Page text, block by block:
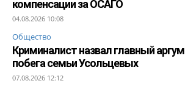
компенсации за ОСАГО
04.08.2026 10:08
Общество
Криминалист назвал главный
побега семьи Усольцевых
07.08.2026 12:12